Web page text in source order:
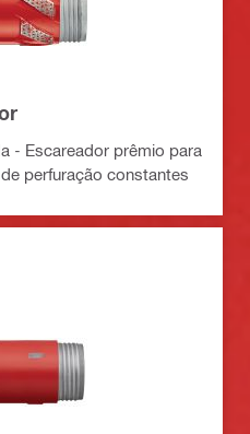
- Escareador prêmio para
perfuração constantes